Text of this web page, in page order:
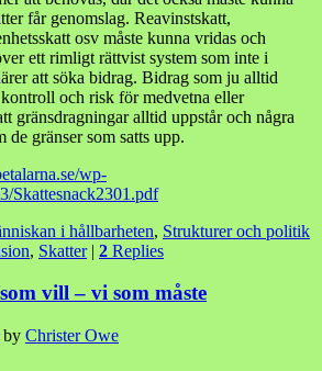
får genomslag. Reavinstskatt,
osv måste kunna vridas och
ett rimligt rättvist system som inte i
att söka bidrag. Bidrag som ju alltid
och risk för medvetna eller
gränsdragningar alltid uppstår och några
de gränser som satts upp.
wp-
Skattesnack2301.pdf
i hållbarheten, Strukturer och politik
, Skatter | 2 Replies
vill – vi som måste
by Christer Owe